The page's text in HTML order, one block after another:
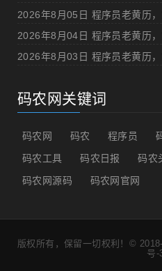
2026年8月05日 程序员老黄历
码农网关键词
码农网 码农 程序员
码农工具
码农日报 码农
码农网源码
码农网官网
版权所有，保留一切权利！©
号-